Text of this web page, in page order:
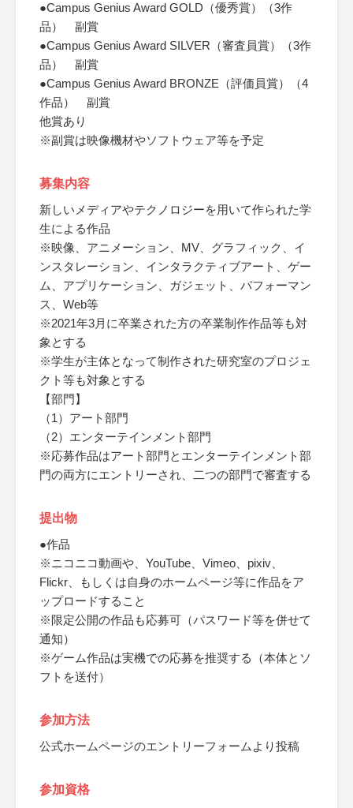
●Campus Genius Award GOLD（優秀賞）（3作
品） 副賞
●Campus Genius Award SILVER（審査員賞）（3作
品） 副賞
●Campus Genius Award BRONZE（評価員賞）（4
作品） 副賞
他賞あり
※副賞は映像機材やソフトウェア等を予定
募集内容
新しいメディアやテクノロジーを用いて作られた学
生による作品
※映像、アニメーション、MV、グラフィック、イ
ンスタレーション、インタラクティブアート、ゲー
ム、アプリケーション、ガジェット、パフォーマン
ス、Web等
※2021年3月に卒業された方の卒業制作作品等も対
象とする
※学生が主体となって制作された研究室のプロジェ
クト等も対象とする
【部門】
（1）アート部門
（2）エンターテインメント部門
※応募作品はアート部門とエンターテインメント部
門の両方にエントリーされ、二つの部門で審査する
提出物
●作品
※ニコニコ動画や、YouTube、Vimeo、pixiv、
Flickr、もしくは自身のホームページ等に作品をア
ップロードすること
※限定公開の作品も応募可（パスワード等を併せて
通知）
※ゲーム作品は実機での応募を推奨する（本体とソ
フトを送付）
参加方法
公式ホームページのエントリーフォームより投稿
参加資格